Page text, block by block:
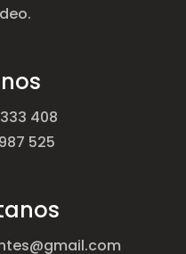
408
525